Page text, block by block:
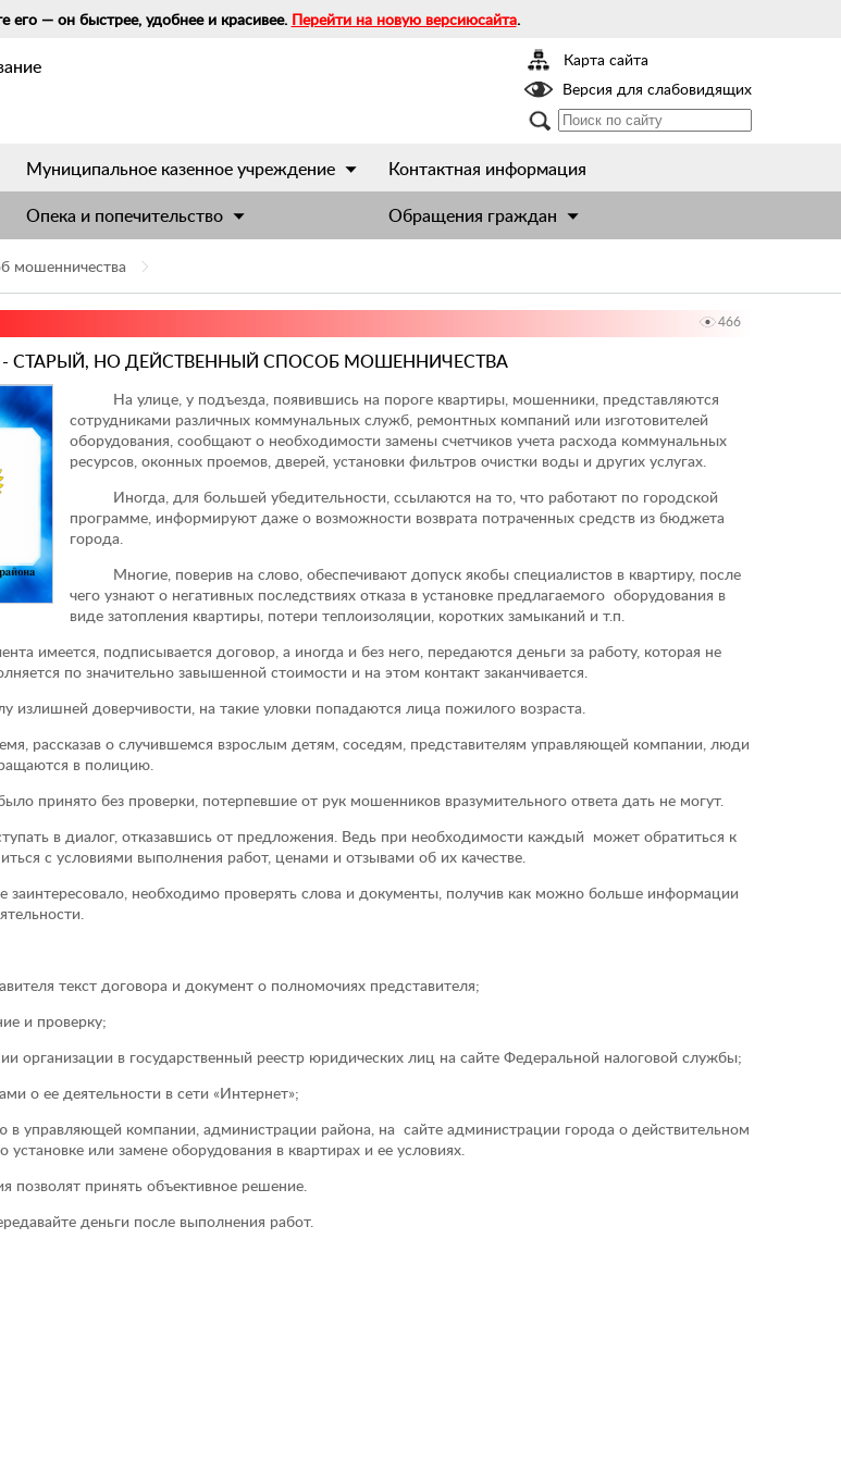
его — он быстрее, удобнее и красивее. Перейти на новую версиюсайта.
Карта сайта
Версия для слабовидящих
Муниципальное казенное учреждение
Контактная информация
Опека и попечительство Обращения граждан
мошенничества
466
СТАРЫЙ, НО ДЕЙСТВЕННЫЙ СПОСОБ МОШЕННИЧЕСТВА
На улице, у подъезда, появившись на пороге квартиры, мошенники, представляются
сотрудниками различных коммунальных служб, ремонтных компаний или изготовителей
оборудования, сообщают о необходимости замены счетчиков учета расхода коммунальных
ресурсов, оконных проемов, дверей, установки фильтров очистки воды и других услугах.
Иногда, для большей убедительности, ссылаются на то, что работают по городской
программе, информируют даже о возможности возврата потраченных средств из бюджета
города.
Многие, поверив на слово, обеспечивают допуск якобы специалистов в квартиру, после
чего узнают о негативных последствиях отказа в установке предлагаемого оборудования в
виде затопления квартиры, потери теплоизоляции, коротких замыканий и т.п.
имеется, подписывается договор, а иногда и без него, передаются деньги за работу, которая не
по значительно завышенной стоимости и на этом контакт заканчивается.
доверчивости, на такие уловки попадаются лица пожилого возраста.
рассказав о случившемся взрослым детям, соседям, представителям управляющей компании, люди
в полицию.
без проверки, потерпевшие от рук мошенников вразумительного ответа дать не могут.
в диалог, отказавшись от предложения. Ведь при необходимости каждый может обратиться к
с условиями выполнения работ, ценами и отзывами об их качестве.
необходимо проверять слова и документы, получив как можно больше информации
текст договора и документ о полномочиях представителя;
и проверку;
организации в государственный реестр юридических лиц на сайте Федеральной налоговой службы;
о ее деятельности в сети «Интернет»;
в управляющей компании, администрации района, на сайте администрации города о действительном
или замене оборудования в квартирах и ее условиях.
принять объективное решение.
деньги после выполнения работ.